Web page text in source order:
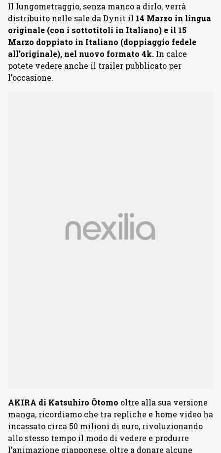
Il lungometraggio, senza manco a dirlo, verrà
distribuito nelle sale da Dynit il 14 Marzo in lingua
originale (con i sottotitoli in Italiano) e il 15
Marzo doppiato in Italiano (doppiaggio fedele
all’originale), nel nuovo formato 4k. In calce
potete vedere anche il trailer pubblicato per
l’occasione.
AKIRA di Katsuhiro Ôtomo oltre alla sua versione
manga, ricordiamo che tra repliche e home video ha
incassato circa 50 milioni di euro, rivoluzionando
allo stesso tempo il modo di vedere e produrre
l’animazione giapponese, oltre a donare alcune